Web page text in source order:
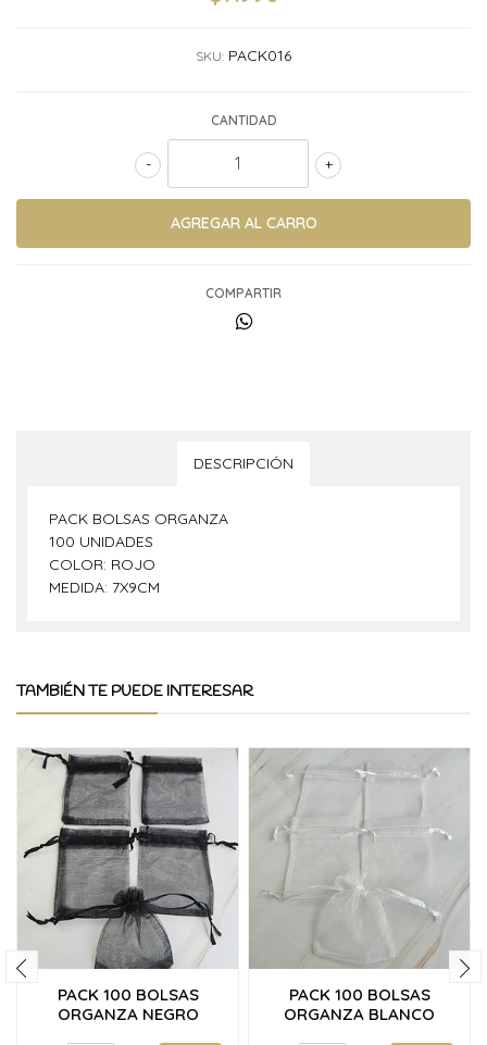
SKU: PACK016
CANTIDAD
+
-
COMPARTIR
DESCRIPCIÓN
PACK BOLSAS ORGANZA
100 UNIDADES
COLOR: ROJO
MEDIDA: 7X9CM
TAMBIÉN TE PUEDE INTERESAR
PACK 100 BOLSAS
ORGANZA NEGRO
PACK 100 BOLSAS
ORGANZA BLANCO